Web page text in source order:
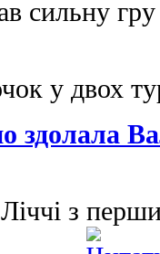
сильну
у двох
здолала
з